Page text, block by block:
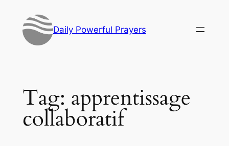
content
Daily Powerful Prayers
Tag: apprentissage
collaboratif